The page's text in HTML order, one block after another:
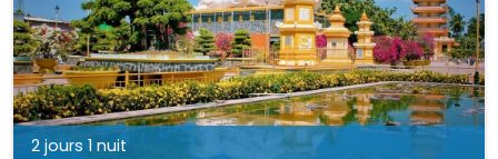
2 jours 1 nuit